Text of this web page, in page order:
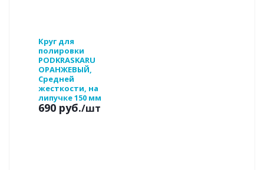
Круг для
полировки
PODKRASKARU
ОРАНЖЕВЫЙ,
Средней
жесткости, на
липучке 150 мм
690 руб./шт